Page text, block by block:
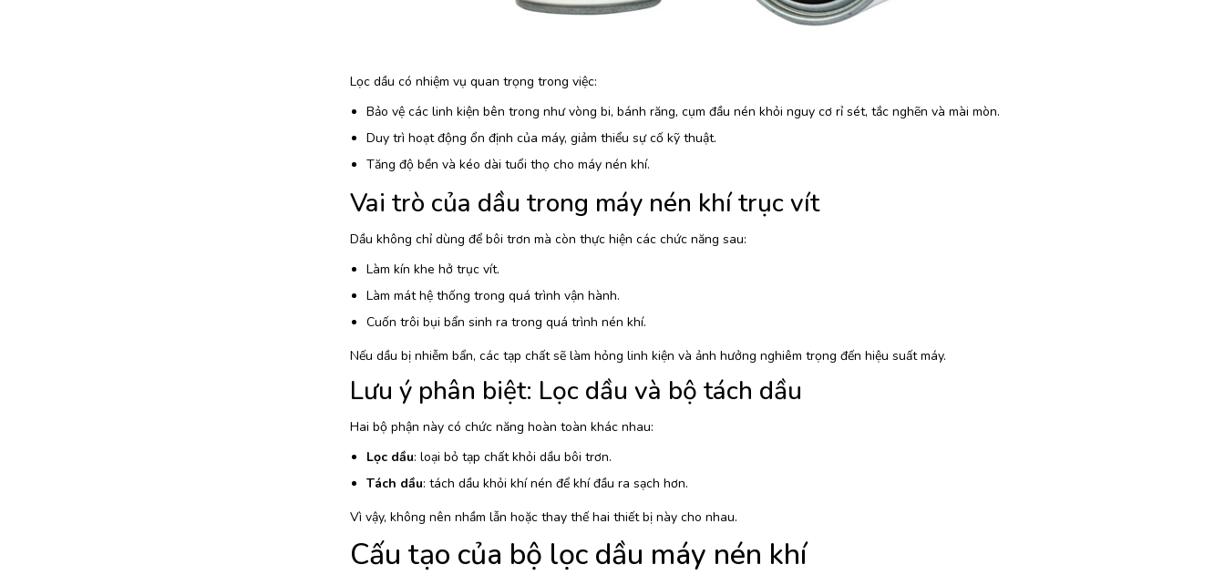
Lọc dầu có nhiệm vụ quan trọng trong việc:
Bảo vệ các linh kiện bên trong như vòng bi, bánh răng, cụm đầu nén khỏi nguy cơ rỉ sét, tắc nghẽn và mài mòn.
Duy trì hoạt động ổn định của máy, giảm thiểu sự cố kỹ thuật.
Tăng độ bền và kéo dài tuổi thọ cho máy nén khí.
Vai trò của dầu trong máy nén khí trục vít
Dầu không chỉ dùng để bôi trơn mà còn thực hiện các chức năng sau:
Làm kín khe hở trục vít.
Làm mát hệ thống trong quá trình vận hành.
Cuốn trôi bụi bẩn sinh ra trong quá trình nén khí.
Nếu dầu bị nhiễm bẩn, các tạp chất sẽ làm hỏng linh kiện và ảnh hưởng nghiêm trọng đến hiệu suất máy.
Lưu ý phân biệt: Lọc dầu và bộ tách dầu
Hai bộ phận này có chức năng hoàn toàn khác nhau:
Lọc dầu: loại bỏ tạp chất khỏi dầu bôi trơn.
Tách dầu: tách dầu khỏi khí nén để khí đầu ra sạch hơn.
Vì vậy, không nên nhầm lẫn hoặc thay thế hai thiết bị này cho nhau.
Cấu tạo của bộ lọc dầu máy nén khí